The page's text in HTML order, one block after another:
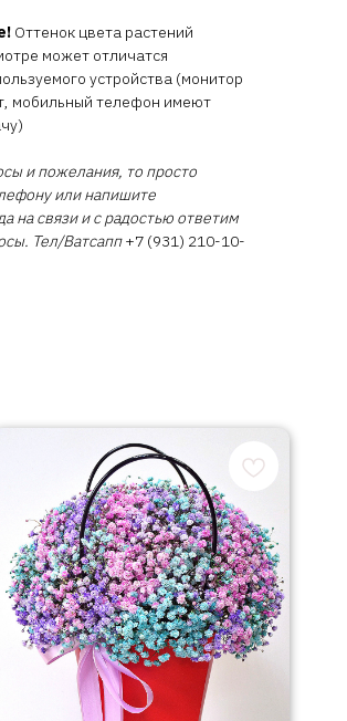
Оттенок цвета растений
может отличатся
устройства (монитор
мобильный телефон имеют
и пожелания, то просто
или напишите
на связи и с радостью ответим
Тел/Ватсапп+7 (931) 210-10-